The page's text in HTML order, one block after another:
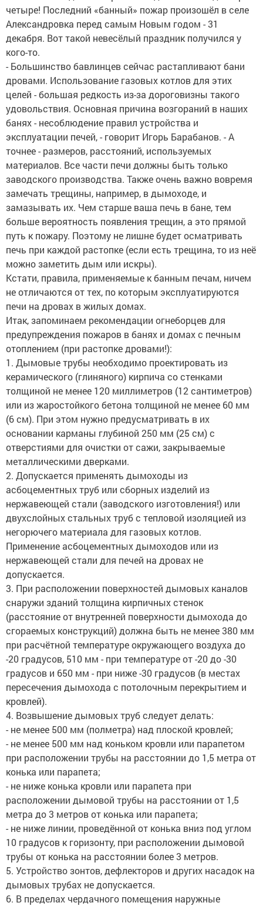
четыре! Последний «банный» пожар произошёл в селе
Александровка перед самым Новым годом - 31
декабря. Вот такой невесёлый праздник получился у
кого-то.
- Большинство бавлинцев сейчас растапливают бани
дровами. Использование газовых котлов для этих
целей - большая редкость из-за дороговизны такого
удовольствия. Основная причина возгораний в наших
банях - несоблюдение правил устройства и
эксплуатации печей, - говорит Игорь Барабанов. - А
точнее - размеров, расстояний, используемых
материалов. Все части печи должны быть только
заводского производства. Также очень важно вовремя
замечать трещины, например, в дымоходе, и
замазывать их. Чем старше ваша печь в бане, тем
больше вероятность появления трещин, а это прямой
путь к пожару. Поэтому не лишне будет осматривать
печь при каждой растопке (если есть трещина, то из неё
можно заметить дым или искры).
Кстати, правила, применяемые к банным печам, ничем
не отличаются от тех, по которым эксплуатируются
печи на дровах в жилых домах.
Итак, запоминаем рекомендации огнеборцев для
предупреждения пожаров в банях и домах с печным
отоплением (при растопке дровами!):
1. Дымовые трубы необходимо проектировать из
керамического (глиняного) кирпича со стенками
толщиной не менее 120 миллиметров (12 сантиметров)
или из жаростойкого бетона толщиной не менее 60 мм
(6 см). При этом нужно предусматривать в их
основании карманы глубиной 250 мм (25 см) с
отверстиями для очистки от сажи, закрываемые
металлическими дверками.
2. Допускается применять дымоходы из
асбоцементных труб или сборных изделий из
нержавеющей стали (заводского изготовления!) или
двухслойных стальных труб с тепловой изоляцией из
негорючего материала для газовых котлов.
Применение асбоцементных дымоходов или из
нержавеющей стали для печей на дровах не
допускается.
3. При расположении поверхностей дымовых каналов
снаружи зданий толщина кирпичных стенок
(расстояние от внутренней поверхности дымохода до
сгораемых конструкций) должна быть не менее 380 мм
при расчётной температуре окружающего воздуха до
-20 градусов, 510 мм - при температуре от -20 до -30
градусов и 650 мм - при ниже -30 градусов (в местах
пересечения дымохода с потолочным перекрытием и
кровлей).
4. Возвышение дымовых труб следует делать:
- не менее 500 мм (полметра) над плоской кровлей;
- не менее 500 мм над коньком кровли или парапетом
при расположении трубы на расстоянии до 1,5 метра от
конька или парапета;
- не ниже конька кровли или парапета при
расположении дымовой трубы на расстоянии от 1,5
метра до 3 метров от конька или парапета;
- не ниже линии, проведённой от конька вниз под углом
10 градусов к горизонту, при расположении дымовой
трубы от конька на расстоянии более 3 метров.
5. Устройство зонтов, дефлекторов и других насадок на
дымовых трубах не допускается.
6. В пределах чердачного помещения наружные